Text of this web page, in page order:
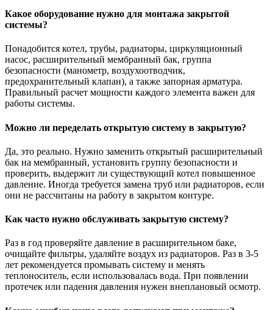
Какое оборудование нужно для монтажа закрытой
системы?
Понадобится котел, трубы, радиаторы, циркуляционный
насос, расширительный мембранный бак, группа
безопасности (манометр, воздухоотводчик,
предохранительный клапан), а также запорная арматура.
Правильный расчет мощности каждого элемента важен для
работы системы.
Можно ли переделать открытую систему в закрытую?
Да, это реально. Нужно заменить открытый расширительный
бак на мембранный, установить группу безопасности и
проверить, выдержит ли существующий котел повышенное
давление. Иногда требуется замена труб или радиаторов, если
они не рассчитаны на работу в закрытом контуре.
Как часто нужно обслуживать закрытую систему?
Раз в год проверяйте давление в расширительном баке,
очищайте фильтры, удаляйте воздух из радиаторов. Раз в 3-5
лет рекомендуется промывать систему и менять
теплоноситель, если использовалась вода. При появлении
протечек или падения давления нужен внеплановый осмотр.